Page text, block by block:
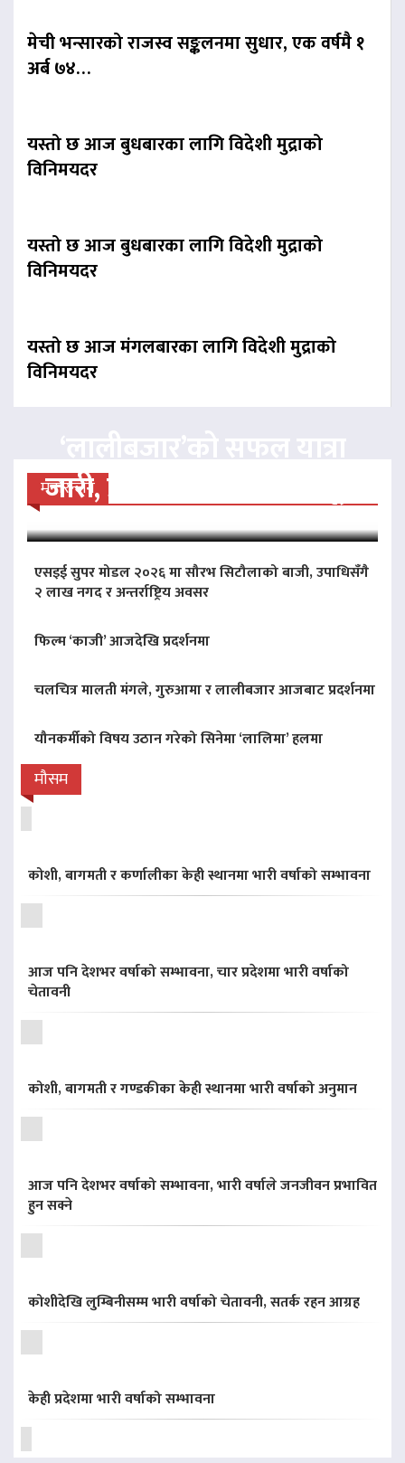
मेची भन्सारको राजस्व सङ्कलनमा सुधार, एक वर्षमै १
अर्ब ७४…
यस्तो छ आज बुधबारका लागि विदेशी मुद्राको
विनिमयदर
यस्तो छ आज बुधबारका लागि विदेशी मुद्राको
विनिमयदर
यस्तो छ आज मंगलबारका लागि विदेशी मुद्राको
विनिमयदर
मनोरन्जन
जारी, प्रदर्शनको ५१औँ दिन पूरा
एसइई सुपर मोडल २०२६ मा सौरभ सिटौलाको बाजी, उपाधिसँगै
२ लाख नगद र अन्तर्राष्ट्रिय अवसर
फिल्म ‘काजी’ आजदेखि प्रदर्शनमा
चलचित्र मालती मंगले, गुरुआमा र लालीबजार आजबाट प्रदर्शनमा
यौनकर्मीको विषय उठान गरेको सिनेमा ‘लालिमा’ हलमा
मौसम
कोशी, बागमती र कर्णालीका केही स्थानमा भारी वर्षाको सम्भावना
आज पनि देशभर वर्षाको सम्भावना, चार प्रदेशमा भारी वर्षाको
चेतावनी
कोशी, बागमती र गण्डकीका केही स्थानमा भारी वर्षाको अनुमान
आज पनि देशभर वर्षाको सम्भावना, भारी वर्षाले जनजीवन प्रभावित
हुन सक्ने
कोशीदेखि लुम्बिनीसम्म भारी वर्षाको चेतावनी, सतर्क रहन आग्रह
केही प्रदेशमा भारी वर्षाको सम्भावना